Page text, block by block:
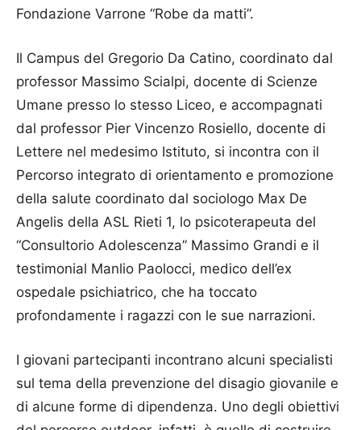
Fondazione Varrone “Robe da matti”.
Il Campus del Gregorio Da Catino, coordinato dal
professor Massimo Scialpi, docente di Scienze
Umane presso lo stesso Liceo, e accompagnati
dal professor Pier Vincenzo Rosiello, docente di
Lettere nel medesimo Istituto, si incontra con il
Percorso integrato di orientamento e promozione
della salute coordinato dal sociologo Max De
Angelis della ASL Rieti 1, lo psicoterapeuta del
“Consultorio Adolescenza” Massimo Grandi e il
testimonial Manlio Paolocci, medico dell’ex
ospedale psichiatrico, che ha toccato
profondamente i ragazzi con le sue narrazioni.
I giovani partecipanti incontrano alcuni specialisti
sul tema della prevenzione del disagio giovanile e
di alcune forme di dipendenza. Uno degli obiettivi